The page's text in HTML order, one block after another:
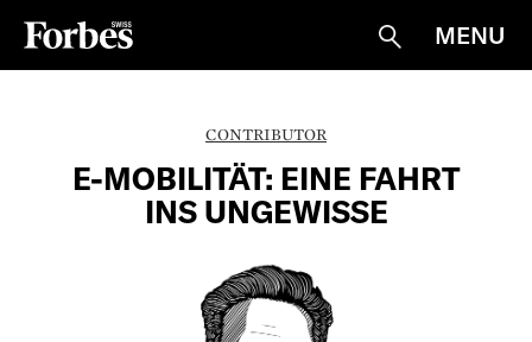
Suche
MENU
CONTRIBUTOR
E-MOBILITÄT: EINE FAHRT
INS UNGEWISSE